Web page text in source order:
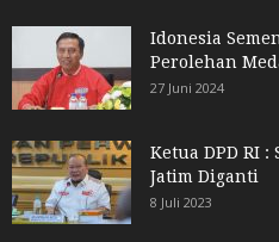
Idonesia
Perolehan
27 Juni 2024
Ketua DPD RI :
Jatim Diganti
8 Juli 2023